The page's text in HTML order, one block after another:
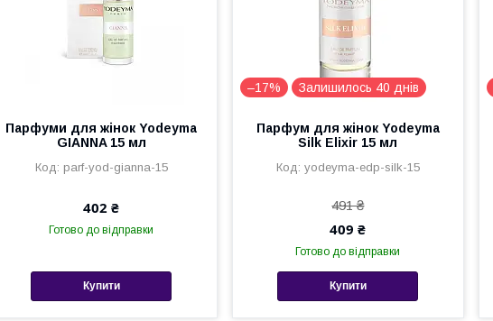
Парфуми для жінок Yodeyma
GIANNA 15 мл
parf-yod-gianna-15
402 ₴
Готово до відправки
Купити
–17% Залишилось 40 днів
Парфум для жінок Yodeyma
Silk Elixir 15 мл
yodeyma-edp-silk-15
491 ₴
409 ₴
Готово до відправки
Купити